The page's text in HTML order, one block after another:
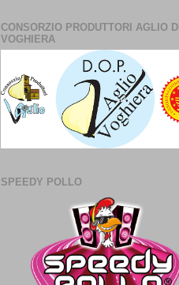
CONSORZIO PRODUTTORI AGLIO DI
VOGHIERA
SPEEDY POLLO